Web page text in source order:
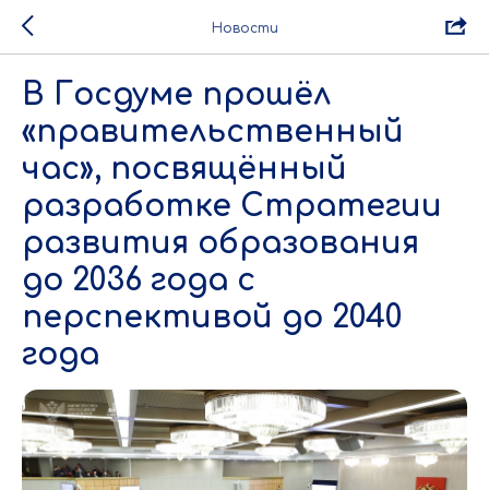
Новости
В Госдуме прошёл
«правительственный
час», посвящённый
разработке Стратегии
развития образования
до 2036 года с
перспективой до 2040
года